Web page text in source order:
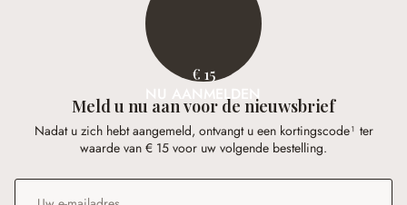
€ 15
NU AANMELDEN
Meld u nu aan voor de nieuwsbrief
Nadat u zich hebt aangemeld, ontvangt u een kortingscode¹ ter
waarde van € 15 voor uw volgende bestelling.
E-mailadres